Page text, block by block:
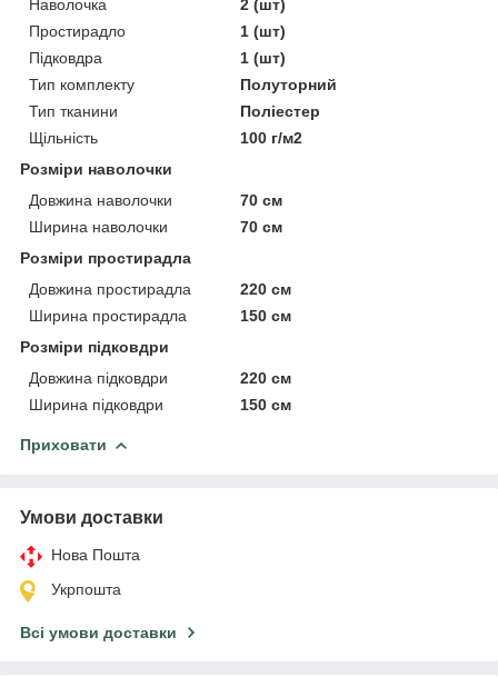
Наволочка
2 (шт)
Простирадло
1 (шт)
Підковдра
1 (шт)
Тип комплекту
Полуторний
Тип тканини
Поліестер
Щільність
100 г/м2
Розміри наволочки
Довжина наволочки
70 см
Ширина наволочки
70 см
Розміри простирадла
Довжина простирадла
220 см
Ширина простирадла
150 см
Розміри підковдри
Довжина підковдри
220 см
Ширина підковдри
150 см
Приховати
Умови доставки
Нова Пошта
Укрпошта
Всі умови доставки